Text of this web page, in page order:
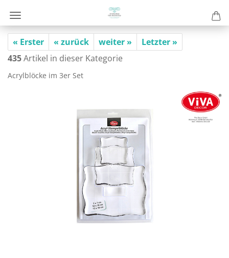
« Erster « zurück weiter »
Letzter »
435Artikel in dieser Kategorie
Acryl­blö­cke im 3er Set